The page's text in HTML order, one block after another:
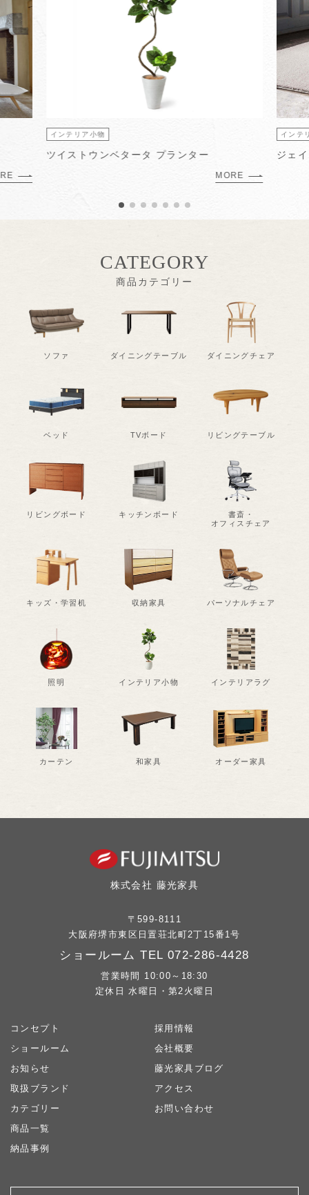
インテリア小物
ツイストウンベタータ プランター
MORE
インテ
ジェ
ソファ ダイニングテーブル ダイニングチェア
ベッド TVボード リビングテーブル
リビングボード キッチンボード
書斎・
オフィスチェア
キッズ・学習机 収納家具 パーソナルチェア
照明 インテリア小物 インテリアラグ
カーテン 和家具 オーダー家具
CATEGORY
商品カテゴリー
株式会社 藤光家具
〒599-8111
大阪府堺市東区日置荘北町2丁15番1号
ショールーム TEL 072-286-4428
営業時間 10:00～18:30
定休日 水曜日・第2火曜日
コンセプト
ショールーム
お知らせ
取扱ブランド
カテゴリー
商品一覧
納品事例
採用情報
会社概要
藤光家具ブログ
アクセス
お問い合わせ